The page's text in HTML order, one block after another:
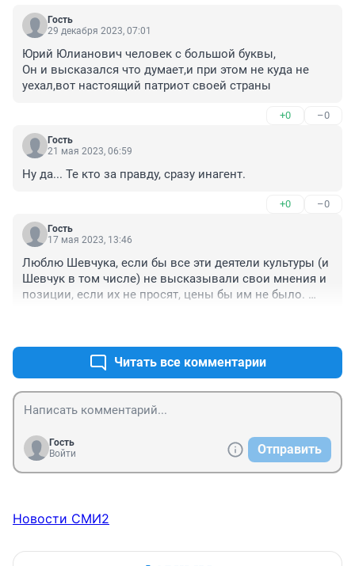
Гость
29 декабря 2023, 07:01
Юрий Юлианович человек с большой буквы,
Он и высказался что думает,и при этом не куда не
уехал,вот настоящий патриот своей страны
+0 –0
Гость
21 мая 2023, 06:59
Ну да... Те кто за правду, сразу инагент.
+0 –0
Гость
17 мая 2023, 13:46
Люблю Шевчука, если бы все эти деятели культуры (и
Шевчук в том числе) не высказывали свои мнения и
позиции, если их не просят, цены бы им не было.
Читать все комментарии
Гость
Войти
Отправить
Новости СМИ2